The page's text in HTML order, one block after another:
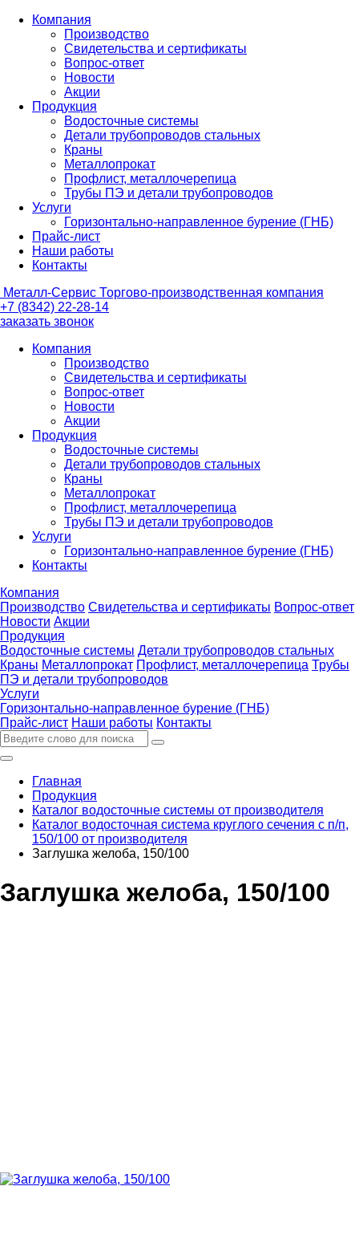
Компания
Производство
Свидетельства и сертификаты
Вопрос-ответ
Новости
Акции
Продукция
Водосточные системы
Детали трубопроводов стальных
Краны
Металлопрокат
Профлист, металлочерепица
Трубы ПЭ и детали трубопроводов
Услуги
Горизонтально-направленное бурение (ГНБ)
Прайс-лист
Наши работы
Контакты
Металл-Сервис Торгово-производственная компания
+7 (8342) 22-28-14
заказать звонок
Компания
Производство
Свидетельства и сертификаты
Вопрос-ответ
Новости
Акции
Продукция
Водосточные системы
Детали трубопроводов стальных
Краны
Металлопрокат
Профлист, металлочерепица
Трубы ПЭ и детали трубопроводов
Услуги
Горизонтально-направленное бурение (ГНБ)
Контакты
Компания
Производство Свидетельства и сертификаты Вопрос-ответ
Новости Акции
Продукция
Водосточные системы Детали трубопроводов стальных
Краны Металлопрокат Профлист, металлочерепица Трубы
ПЭ и детали трубопроводов
Услуги
Горизонтально-направленное бурение (ГНБ)
Прайс-лист Наши работы Контакты
Главная
Продукция
Каталог водосточные системы от производителя
Каталог водосточная система круглого сечения с п/п,
150/100 от производителя
Заглушка желоба, 150/100
Заглушка желоба, 150/100